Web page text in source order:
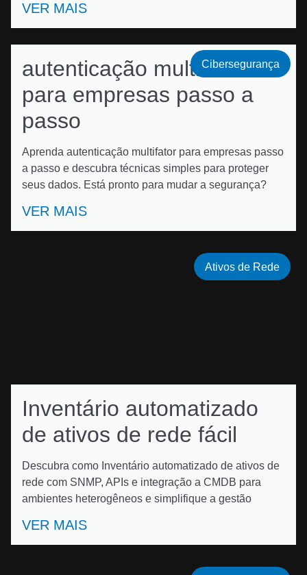
VER MAIS
autenticação multifator
para empresas passo a
passo
Aprenda autenticação multifator para empresas passo
a passo e descubra técnicas simples para proteger
seus dados. Está pronto para mudar a segurança?
VER MAIS
Cibersegurança
Inventário automatizado
de ativos de rede fácil
Descubra como Inventário automatizado de ativos de
rede com SNMP, APIs e integração a CMDB para
ambientes heterogêneos e simplifique a gestão
VER MAIS
Ativos de Rede